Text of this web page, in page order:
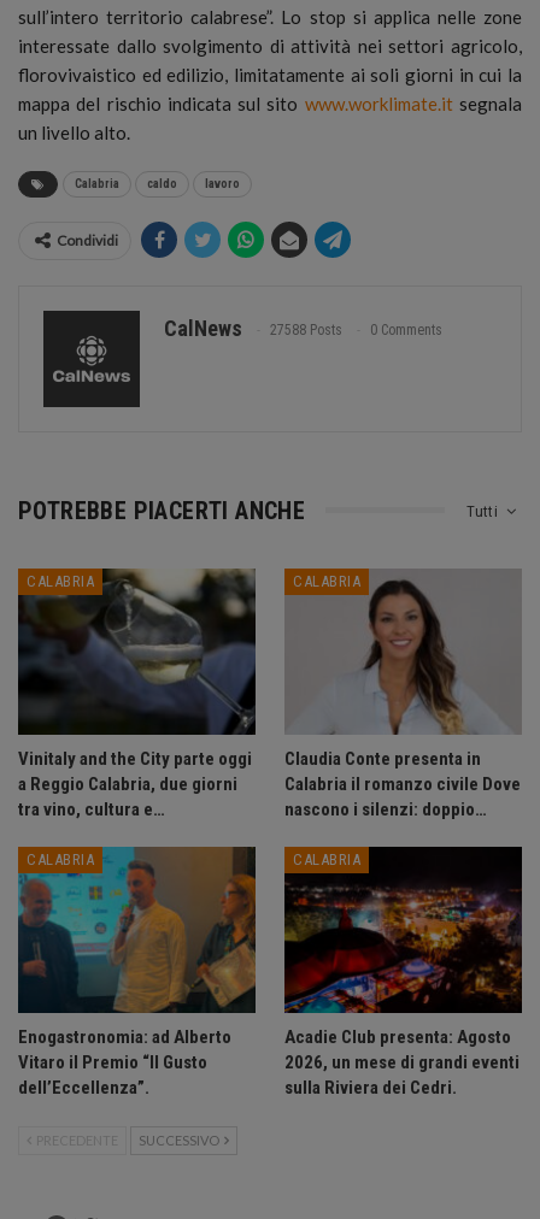
sull’intero territorio calabrese”. Lo stop si applica nelle zone
interessate dallo svolgimento di attività nei settori agricolo,
florovivaistico ed edilizio, limitatamente ai soli giorni in cui la
mappa del rischio indicata sul sito www.worklimate.itsegnala
un livello alto.
Calabria caldo lavoro
Condividi
CalNews 27588 Posts 0 Comments
Tutti
POTREBBE PIACERTI ANCHE
CALABRIA
Vinitaly and the City parte oggi
a Reggio Calabria, due giorni
tra vino, cultura e…
CALABRIA
Claudia Conte presenta in
Calabria il romanzo civile Dove
nascono i silenzi: doppio…
CALABRIA
Enogastronomia: ad Alberto
Vitaro il Premio “Il Gusto
dell’Eccellenza”.
CALABRIA
Acadie Club presenta: Agosto
2026, un mese di grandi eventi
sulla Riviera dei Cedri.
PRECEDENTE SUCCESSIVO